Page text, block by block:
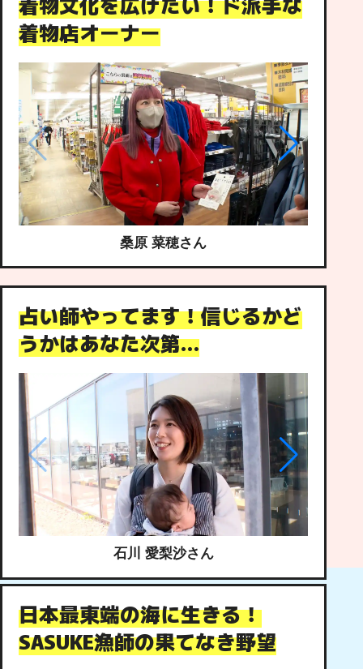
着物店オーナー
桑原 菜穂さん
占い師やってます！信じるかど
うかはあなた次第…
石川 愛梨沙さん
日本最東端の海に生きる！
SASUKE漁師の果てなき野望